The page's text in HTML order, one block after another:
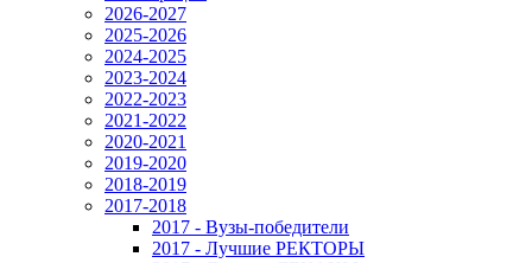
2026-2027
2025-2026
2024-2025
2023-2024
2022-2023
2021-2022
2020-2021
2019-2020
2018-2019
2017-2018
2017 - Вузы-победители
2017 - Лучшие РЕКТОРЫ